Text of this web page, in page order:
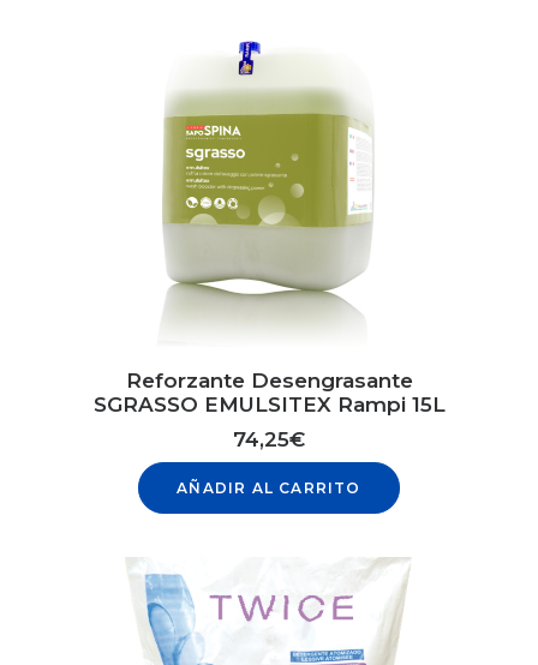
Reforzante Desengrasante
SGRASSO EMULSITEX Rampi 15L
74,25€
AÑADIR AL CARRITO